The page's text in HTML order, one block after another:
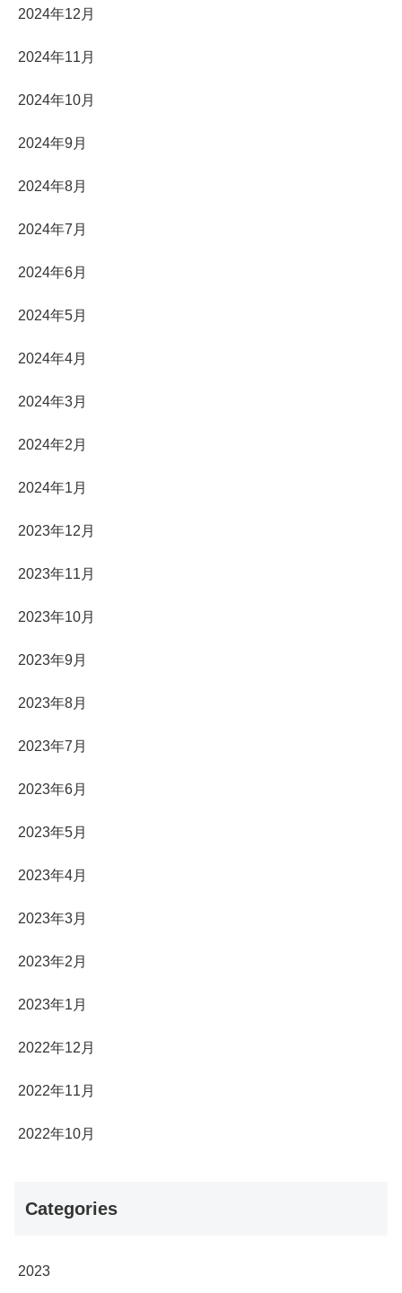
2024年12月
2024年11月
2024年10月
2024年9月
2024年8月
2024年7月
2024年6月
2024年5月
2024年4月
2024年3月
2024年2月
2024年1月
2023年12月
2023年11月
2023年10月
2023年9月
2023年8月
2023年7月
2023年6月
2023年5月
2023年4月
2023年3月
2023年2月
2023年1月
2022年12月
2022年11月
2022年10月
Categories
2023